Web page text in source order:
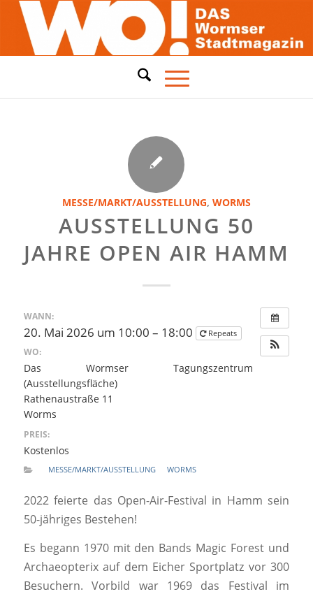
MESSE/MARKT/AUSSTELLUNG, WORMS
AUSSTELLUNG 50
JAHRE OPEN AIR HAMM
WANN:
20. Mai 2026 um 10:00 – 18:00 Repeats
WO:
Das Wormser Tagungszentrum
(Ausstellungsfläche)
Rathenaustraße 11
Worms
PREIS:
Kostenlos
MESSE/MARKT/AUSSTELLUNG WORMS
2022 feierte das Open-Air-Festival in Hamm sein
50-jähriges Bestehen!
Es begann 1970 mit den Bands Magic Forest und
Archaeopterix auf dem Eicher Sportplatz vor 300
Besuchern. Vorbild war 1969 das Festival im